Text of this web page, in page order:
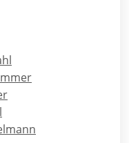
der
Hautschichten,
bestimmter
Problemen
Risiko der
Herpes, Hepatitis
bakterielle
Risiko einer